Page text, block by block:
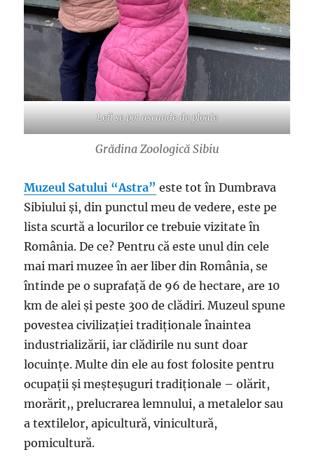
Leii se pot ascunde de ploaie
Grădina Zoologică Sibiu
Muzeul Satului “Astra” este tot în Dumbrava
Sibiului și, din punctul meu de vedere, este pe
lista scurtă a locurilor ce trebuie vizitate în
România. De ce? Pentru că este unul din cele
mai mari muzee în aer liber din România, se
întinde pe o suprafață de 96 de hectare, are 10
km de alei și peste 300 de clădiri. Muzeul spune
povestea civilizației tradiționale înaintea
industrializării, iar clădirile nu sunt doar
locuințe. Multe din ele au fost folosite pentru
ocupații și meșteșuguri tradiționale – olărit,
morărit,, prelucrarea lemnului, a metalelor sau
a textilelor, apicultură, vinicultură,
pomicultură.